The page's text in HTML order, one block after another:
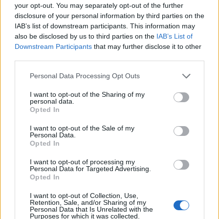
your opt-out. You may separately opt-out of the further
disclosure of your personal information by third parties on the
IAB’s list of downstream participants. This information may
also be disclosed by us to third parties on the IAB’s List of
Downstream Participants that may further disclose it to other
Personal Data Processing Opt Outs
I want to opt-out of the Sharing of my
personal data.
Opted In
I want to opt-out of the Sale of my
Personal Data.
Opted In
I want to opt-out of processing my
Personal Data for Targeted Advertising.
Opted In
I want to opt-out of Collection, Use,
Retention, Sale, and/or Sharing of my
Personal Data that Is Unrelated with the
Purposes for which it was collected.
rimbalzi, con il 71.9% al tiro.